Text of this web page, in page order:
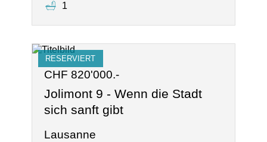
1
RESERVIERT
CHF 820'000.-
Jolimont 9 - Wenn die Stadt
sich sanft gibt
Lausanne